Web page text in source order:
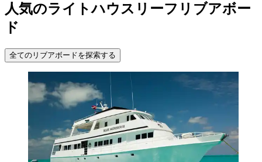
人気のライトハウスリーフリブアボー
ド
全てのリブアボードを探索する